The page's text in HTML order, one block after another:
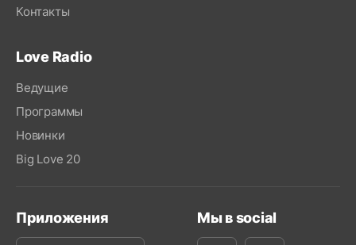
Контакты
Love Radio
Ведущие
Программы
Новинки
Big Love 20
Приложения Мы в social